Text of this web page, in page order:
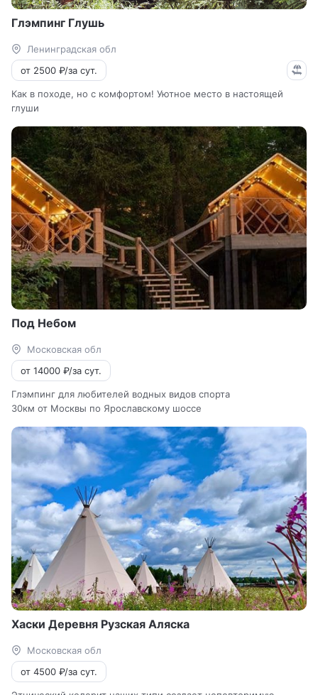
Глэмпинг Глушь
Ленинградская обл
от 2500 ₽/за сут.
Как в походе, но с комфортом! Уютное место в настоящей
глуши
Под Небом
Московская обл
от 14000 ₽/за сут.
Глэмпинг для любителей водных видов спорта
30км от Москвы по Ярославскому шоссе
Хаски Деревня Рузская Аляска
Московская обл
от 4500 ₽/за сут.